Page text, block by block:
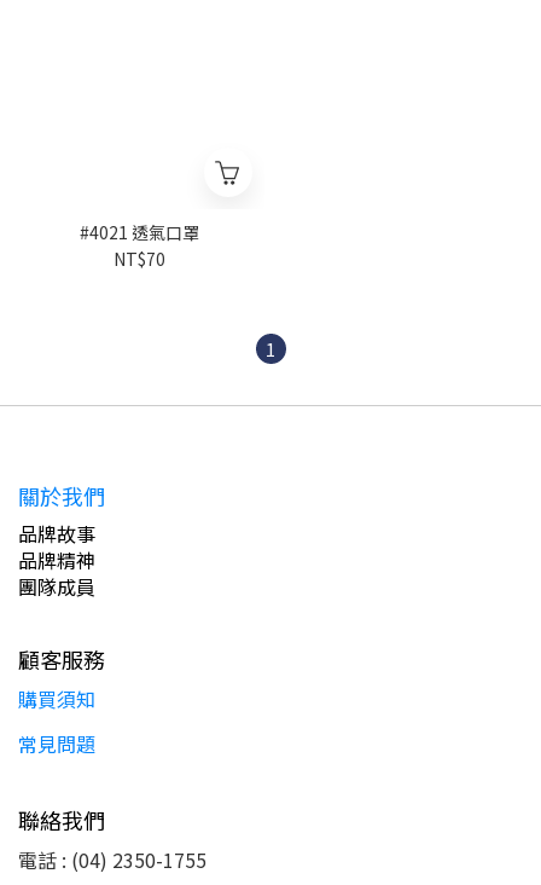
#4021 透氣口罩
NT$70
1
關於我們
品牌故事
品牌精神
團隊成員
顧客服務
購買須知
常見問題
聯絡我們
電話 : (04) 2350-1755